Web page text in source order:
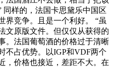
同样的，法国卡思黛乐中国区
界竞争。且是一个利好。 “虽
文原版文件。但仅仅从获得的
。法国葡萄酒的价格过于清晰
不占优势。以IGP和VDF两个
，价格也接近，差距不大。在